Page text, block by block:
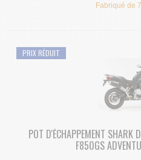
Fabriqué de
PRIX RÉDUIT
POT D'ÉCHAPPEMENT
F850GS